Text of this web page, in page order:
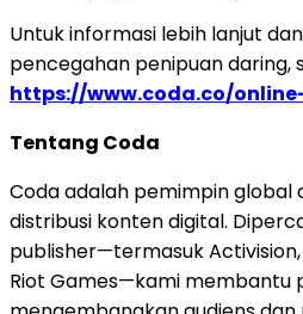
Untuk informasi lebih lanjut
pencegahan penipuan daring,
https://www.coda.co/
Tentang Coda
Coda adalah pemimpin global
distribusi konten digital.
publisher—termasuk
Riot Games—kami membantu